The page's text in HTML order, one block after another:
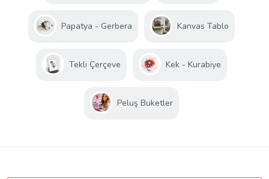
Papatya - Gerbera Kanvas Tablo
Tekli Çerçeve Kek - Kurabiye
Peluş Buketler